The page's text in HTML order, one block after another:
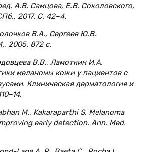
А.В. Самцова, Е.В. Соколовского,
2017. С. 42–4.
В.А., Сергеев Ю.В.
2005. 872 с.
В.В., Ламоткин И.А.
меланомы кожи у пациентов с
Клиническая дерматология и
M., Kakaraparthi S. Melanoma
early detection. Ann. Med.